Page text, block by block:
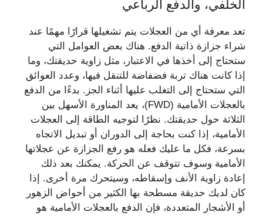
الخلفي، والدفع الرباعي
تعد معرفة أي من العجلات يتم تشغيلها قرارًا مهمًا عند
شراء جزازة ذاتية الدفع. هناك بعض العوامل التي
ستحتاج إلى أخذها في الاعتبار، مثل زاوية حديقتك، وما
إذا كانت هناك تربة فضفاضة للتنقل فيها، وعدد العوائق
التي ستحتاج إلى التغلب عليها أثناء الجز. بدءًا من الدفع
بالعجلات الأمامية (FWD)، يعد المناورة الأسهل بين
الثلاثة حول حديقتك. نظرًا لتوجيه الطاقة إلى العجلات
الأمامية، إذا كنت بحاجة إلى الدوران أو تبديل الاتجاه
بسرعة، فكل ما عليك فعله هو رفع الجزازة عن عجلاتها
الأمامية وسوف تتوقف عن الحركة. يمكنك بعد ذلك
إعادة زاوية الأنف وإسقاطه، وسيتحرك مرة أخرى. إذا
كان لديك حديقة مسطحة بها الكثير من أحواض الزهور
أو الأشجار المتعددة، فإن الدفع بالعجلات الأمامية هو